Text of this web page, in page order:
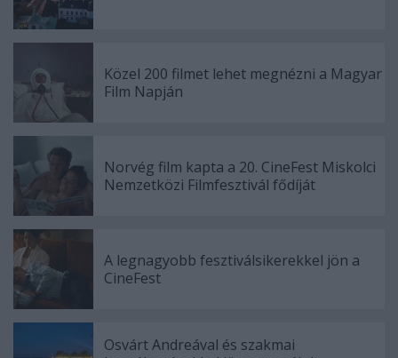
Közel 200 filmet lehet megnézni a Magyar
Film Napján
Norvég film kapta a 20. CineFest Miskolci
Nemzetközi Filmfesztivál fődíját
A legnagyobb fesztiválsikerekkel jön a
CineFest
Osvárt Andreával és szakmai